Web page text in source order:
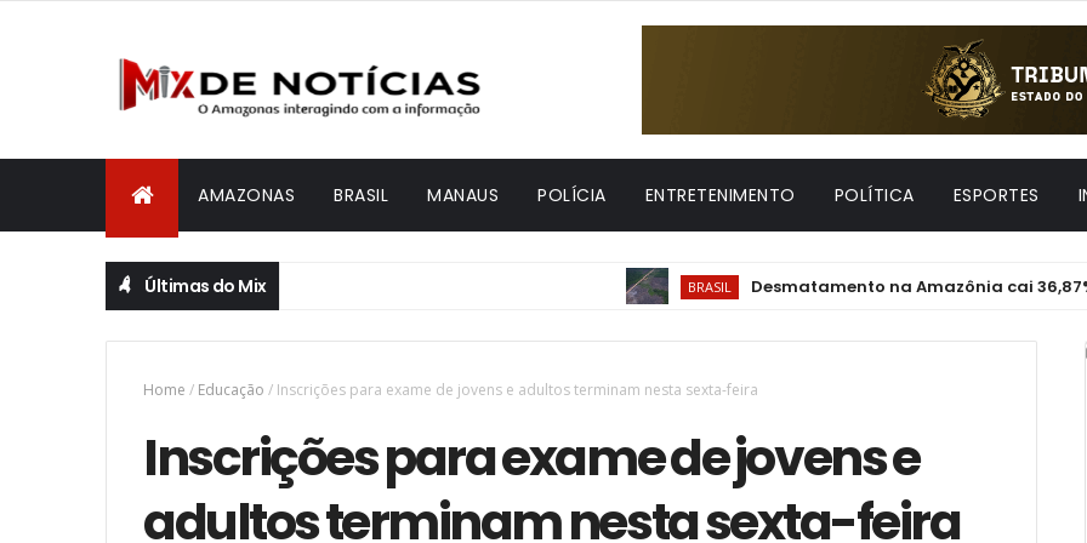
AMAZONAS BRASIL MANAUS POLÍCIA ENTRETENIMENTO POLÍTICA ESPORTES
Últimas do Mix BRASIL Desmatamento na Amazônia cai 36,87% no
Home / Educação / Inscrições para exame de jovens e adultos terminam nesta sexta-feira
Inscrições para exame de jovens e
adultos terminam nesta sexta-feira